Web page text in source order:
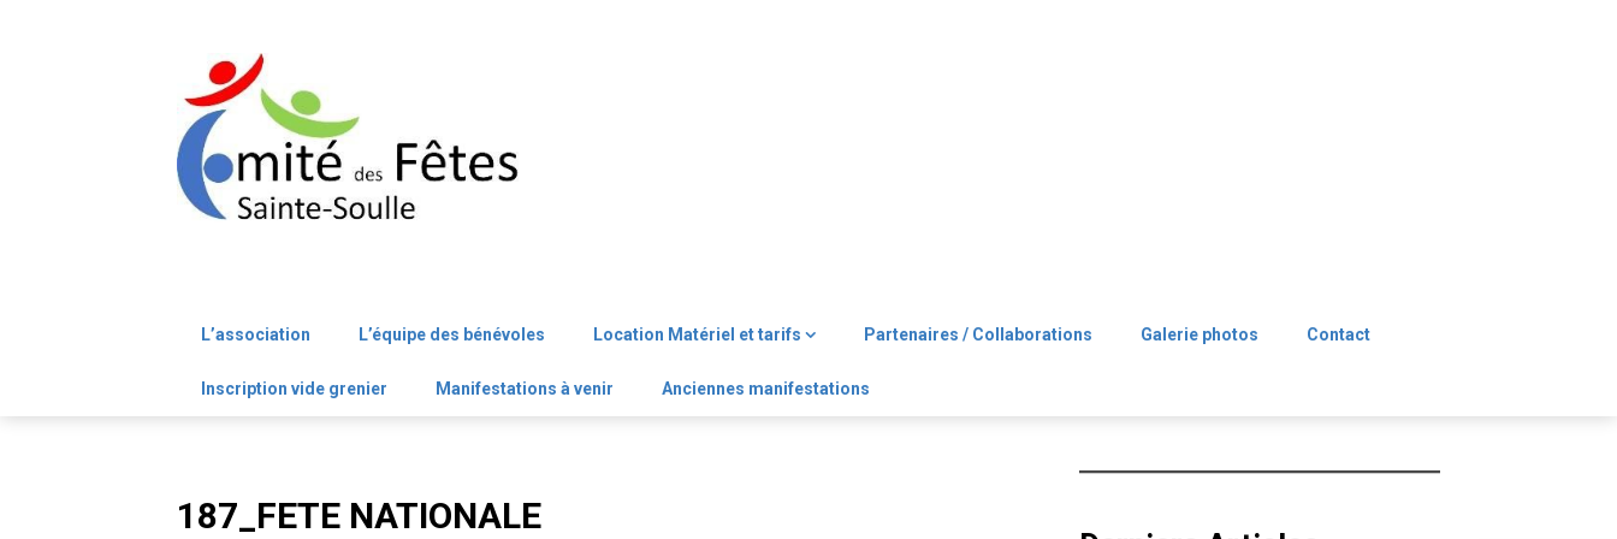
L’association L’équipe des bénévoles Location Matériel et tarifs Partenaires / Collaborations Galerie photos Contact
Inscription vide grenier Manifestations à venir Anciennes manifestations
187_FETE NATIONALE